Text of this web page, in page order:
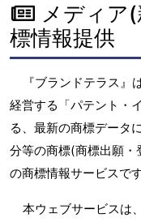
メディア
標情報提供
『ブランドテラス
経営する「パテント・
る、最新の商標データ
分等の商標(商標出願
の商標情報サービスです
本ウェブサービスは